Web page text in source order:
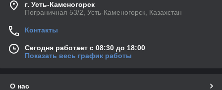
г. Усть-Каменогорск
Пограничная 53/2, Усть-Каменогорск, Казахстан
Контакты
Сегодня работает с 08:30 до 18:00
Показать весь график работы
О нас